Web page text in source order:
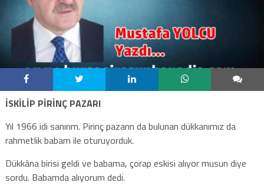
İSKİLİP PİRİNÇ PAZARI
Yıl 1966 idi sanırım. Pirinç pazarın da bulunan dükkanımız da
rahmetlik babam ile oturuyorduk.
Dükkâna birisi geldi ve babama, çorap eskisi alıyor musun diye
sordu. Babamda alıyorum dedi.